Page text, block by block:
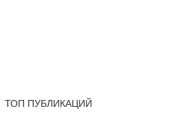
ТОП ПУБЛИКАЦИЙ